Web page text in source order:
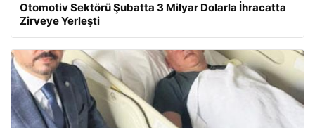
Otomotiv Sektörü Şubatta 3 Milyar Dolarla İhracatta
Zirveye Yerleşti